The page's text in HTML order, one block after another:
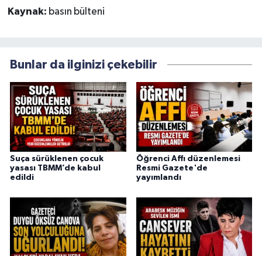
Kaynak: basın bülteni
Bunlar da ilginizi çekebilir
Suça sürüklenen çocuk
yasası TBMM’de kabul
edildi
Öğrenci Affı düzenlemesi
Resmi Gazete'de
yayımlandı